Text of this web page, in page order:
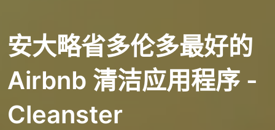
安大略省多伦多最好的
Airbnb 清洁应用程序 -
Cleanster